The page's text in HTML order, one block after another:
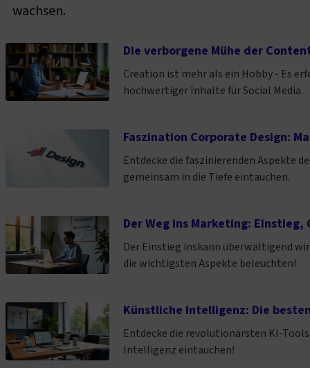
wachsen.
Die verborgene Mühe der
Creation ist mehr als ein Hobby - Es
hochwertiger Inhalte für Social Media.
Faszination Corporate Design:
Entdecke die faszinierenden Aspekte
gemeinsam in die Tiefe eintauchen.
Der Weg ins Marketing:
Der Einstieg inskann überwältigend
die wichtigsten Aspekte beleuchten!
Künstliche Intelligenz: Die
Entdecke die revolutionärsten KI-
Intelligenz eintauchen!